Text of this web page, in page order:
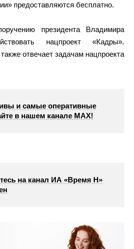
предоставляются бесплатно.
президента Владимира
нацпроект «Кадры».
отвечает задачам нацпроекта
и самые оперативные
в нашем канале МАХ!
на канал ИА «Время Н»